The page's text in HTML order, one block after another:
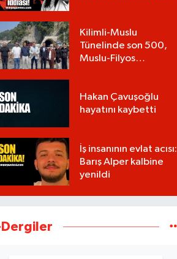
Kilimli-Muslu
Tünelinde son 500,
Muslu-Filyos
Hakan Çavuşoğlu
hayatını kaybetti
İş insanının evlat acısı:
Barış Alper kalbine
yenildi
Dergiler